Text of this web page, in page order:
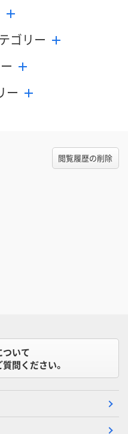
ゴリー
ー
閲覧履歴の削除
ついて
問ください。